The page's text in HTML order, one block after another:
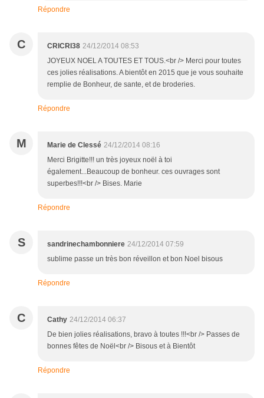
Répondre
C CRICRI38 24/12/2014 08:53
JOYEUX NOEL A TOUTES ET TOUS.<br /> Merci pour toutes
ces jolies réalisations. A bientôt en 2015 que je vous souhaite
remplie de Bonheur, de sante, et de broderies.
Répondre
M Marie de Clessé 24/12/2014 08:16
Merci Brigitte!!! un très joyeux noël à toi
également...Beaucoup de bonheur. ces ouvrages sont
superbes!!!<br /> Bises. Marie
Répondre
S sandrinechambonniere 24/12/2014 07:59
sublime passe un très bon réveillon et bon Noel bisous
Répondre
C Cathy 24/12/2014 06:37
De bien jolies réalisations, bravo à toutes !!!<br /> Passes de
bonnes fêtes de Noël<br /> Bisous et à Bientôt
Répondre